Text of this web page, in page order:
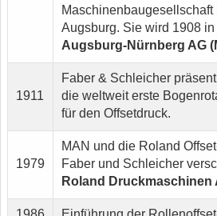
Maschinenbaugesellschaft
Augsburg. Sie wird 1908
Augsburg-Nürnberg AG
1911
Faber & Schleicher
die weltweit erste
für den Offsetdruck.
1979
MAN und die Roland
Faber und Schleicher
Roland Druckmaschinen